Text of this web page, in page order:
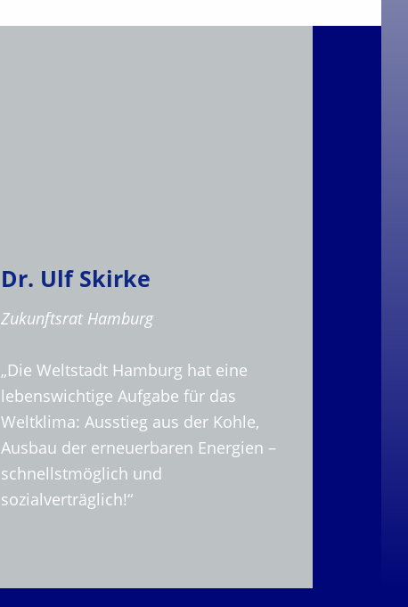
Dr. Ulf Skirke
Zukunftsrat Hamburg
„Die Weltstadt Hamburg hat eine
lebenswichtige Aufgabe für das
Weltklima: Ausstieg aus der Kohle,
Ausbau der erneuerbaren Energien –
schnellstmöglich und
sozialverträglich!“